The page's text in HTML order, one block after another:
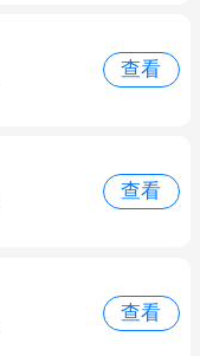
查看
查看
查看